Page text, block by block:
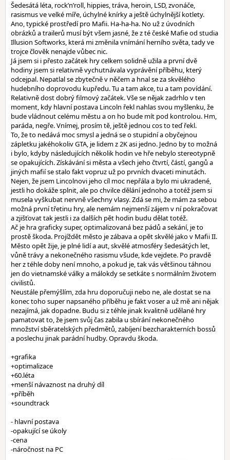
Šedesátá léta, rock’n’roll, hippies, tráva, heroin, LSD, zvonáče,
rasismus ve velké míře, úchylné knírky a ještě úchylnější kotlety.
Ano, typické prostředí pro Mafii. Ha-ha-ha. No už z úvodních
obrázků a trailerů musí být všem jasné, že z té české Mafie od studia
Illusion Softworks, která mi změnila vnímání herního světa, tady ve
trojce člověk nenajde vůbec nic.
Já jsem si i přesto začátek hry celkem solidně užila a první dvě
hodiny jsem si relativně vychutnávala vyprávění příběhu, který
odcejpal. Nepatlal se zbytečně v něčem a hnal se za skvělého
hudebního doprovodu kupředu. Tu a tam akce, tu a tam povídání.
Relativně dost dobrý filmový začátek. Vše se nějak zadrhlo v ten
moment, kdy hlavní postava Lincoln řekl nahlas svou myšlenku, že
bude vládnout celému městu a on ho bude mít pod kontrolou. Hm,
paráda, negře. Vnímej, prosím tě, ještě jednou cos to teď řekl.
To, že to nedává moc smysl a jedná se o stupidní a obyčejnou
zápletku jakéhokoliv GTA, je lidem z 2K asi jedno. Jedno by to možná
i bylo, kdyby následujících několik hodin ve hře nebylo stereotypně
se opakujících. Získávání si města a všech jeho čtvrtí, částí, gangů a
jiných mafií se stalo fakt vopruz už po prvních dvaceti minutách.
Nejen, že jsem Lincolnovi jeho cíl moc nepřála a bylo mi ukradené,
jestli ho dokáže splnit, ale po chvilce dělání jednoho a totéž jsem si
musela vyškubat nervně všechny vlasy. Zdá se mi, že mám za sebou
možná první třetinu hry, ale nemám nejmenší zájem v ní pokračovat
a zjišťovat tak jestli i za dalších pět hodin budu dělat totéž.
Ač je hra graficky super, optimalizovaná bez pádů a sekání, je to
prostě škoda. Projíždět město je zábava a opět skvělé jako v Mafii II.
Město opět žije, je plné lidí a aut, skvělé atmosféry šedesátých let,
vůně trávy a nekonečného rasismu všude, kde vejdete. Po pravdě
her z téhle doby není mnoho, a pokud je, tak vás většinou táhnou
jen do vietnamské války a málokdy se setkáte s normálním životem
civilistů.
Neustále přemýšlím, zda hru doporučuji nebo ne, ale dostat se na
konec toho super napsaného příběhu je fakt voser a už mě ani nějak
nezajímá, jak dopadne. Budu si z téhle jinak kvalitně udělané hry
pamatovat to, že jsem svůj čas zabila u sbírání nekonečného
množství sběratelských předmětů, zabíjení bezcharakterních bossů
a poslechu jinak parádní hudby. Opravdu škoda.
+grafika
+optimalizace
+60.léta
+menší návaznost na druhý díl
+příběh
+soundtrack
- hlavní postava
-opakující se úkoly
-cena
-náročnost na PC